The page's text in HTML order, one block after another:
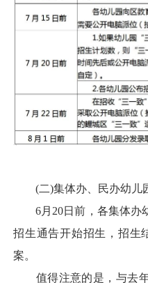
(二)集体办、民办幼儿
6月20日前，各集体办
招生通告开始招生，招生
案。
值得注意的是，与去年